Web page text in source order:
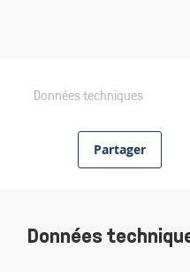
Données techniques
Partager
Données